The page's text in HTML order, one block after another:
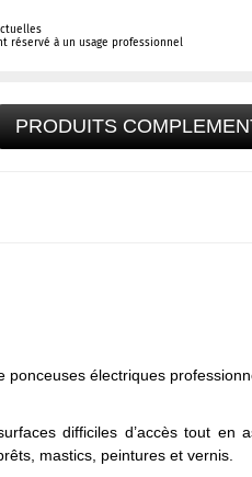
réservé à un usage professionnel
PRODUITS
électriques
difficiles d’accès tout en
mastics, peintures et vernis.